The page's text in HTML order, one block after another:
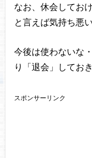
なお、休会してお
と言えば気持ち悪
今後は使わないな
り「退会」してお
スポンサーリンク